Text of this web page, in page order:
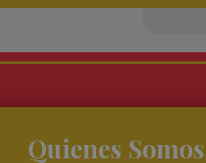
Quienes Somos